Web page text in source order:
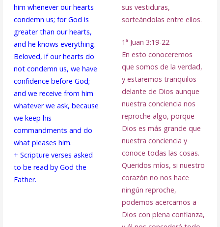
him whenever our hearts
condemn us; for God is
greater than our hearts,
and he knows everything.
Beloved, if our hearts do
not condemn us, we have
confidence before God;
and we receive from him
whatever we ask, because
we keep his
commandments and do
what pleases him.
+ Scripture verses asked
to be read by God the
Father.
sus vestiduras,
sorteándolas entre ellos.
1ª Juan 3:19-22
En esto conoceremos
que somos de la verdad,
y estaremos tranquilos
delante de Dios aunque
nuestra conciencia nos
reproche algo, porque
Dios es más grande que
nuestra conciencia y
conoce todas las cosas.
Queridos míos, si nuestro
corazón no nos hace
ningún reproche,
podemos acercarnos a
Dios con plena confianza,